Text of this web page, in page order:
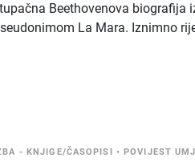
Beethovenova biografija
La Mara. Iznimno
- KNJIGE/ČASOPISI •POVIJEST